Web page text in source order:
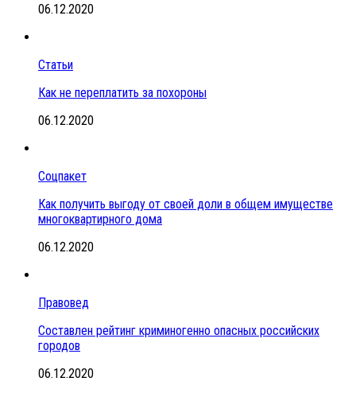
06.12.2020
Статьи
Как не переплатить за похороны
06.12.2020
Соцпакет
Как получить выгоду от своей доли в общем имуществе
многоквартирного дома
06.12.2020
Правовед
Составлен рейтинг криминогенно опасных российских
городов
06.12.2020